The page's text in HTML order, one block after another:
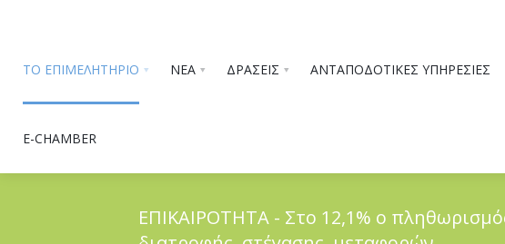
ΤΟ ΕΠΙΜΕΛΗΤΗΡΙΟ ΝΕΑ ΔΡΑΣΕΙΣ ΑΝΤΑΠΟΔΟΤΙΚΕΣ ΥΠΗΡΕΣΙΕΣ
E-CHAMBER
ΕΠΙΚΑΙΡΟΤΗΤΑ - Στο 12,1% ο